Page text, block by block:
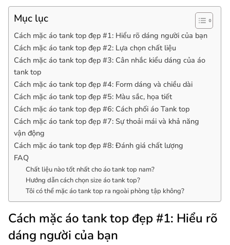
Mục lục
Cách mặc áo tank top đẹp #1: Hiểu rõ dáng người của bạn
Cách mặc áo tank top đẹp #2: Lựa chọn chất liệu
Cách mặc áo tank top đẹp #3: Cân nhắc kiểu dáng của áo
tank top
Cách mặc áo tank top đẹp #4: Form dáng và chiều dài
Cách mặc áo tank top đẹp #5: Màu sắc, họa tiết
Cách mặc áo tank top đẹp #6: Cách phối áo Tank top
Cách mặc áo tank top đẹp #7: Sự thoải mái và khả năng
vận động
Cách mặc áo tank top đẹp #8: Đánh giá chất lượng
FAQ
Chất liệu nào tốt nhất cho áo tank top nam?
Hướng dẫn cách chọn size áo tank top?
Tôi có thể mặc áo tank top ra ngoài phòng tập không?
Cách mặc áo tank top đẹp #1: Hiểu rõ
dáng người của bạn